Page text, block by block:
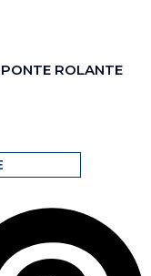
ROLANTE